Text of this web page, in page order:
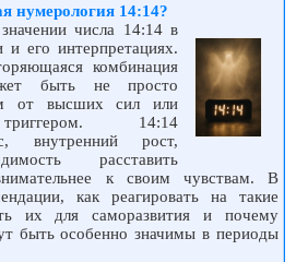
нумерология 14:14?
числа 14:14 в
и его интерпретациях.
комбинация
быть не просто
от высших сил или
триггером. 14:14
внутренний рост,
расставить
к своим чувствам. В
как реагировать на такие
их для саморазвития и почему
быть особенно значимы в периоды